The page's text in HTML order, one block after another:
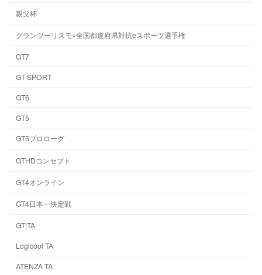
親父杯
グランツーリスモ×全国都道府県対抗eスポーツ選手権
GT7
GT SPORT
GT6
GT5
GT5プロローグ
GTHDコンセプト
GT4オンライン
GT4日本一決定戦
GT|TA
Logicool TA
ATENZA TA